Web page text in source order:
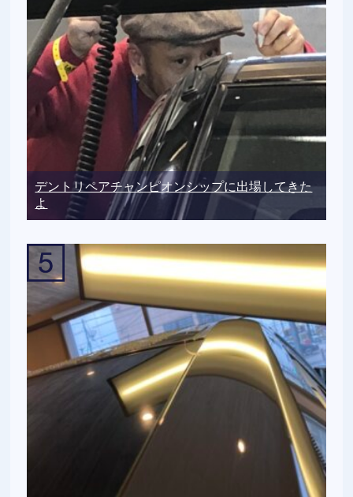
デントリペアチャンピオンシップに出場してきた
よ